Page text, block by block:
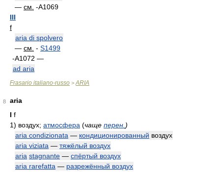
— см. -A1069
III
f
aria di spolvero
— см. - S1499
-A1072 —
ad aria
Frasario italiano-russo > ARIA
8
aria
I f
1) воздух; атмосфера (чаще перен. )
aria condizionata — кондиционированный воздух
aria viziata — тяжёлый воздух
aria stagnante — спёртый воздух
aria rarefatta — разрежённый воздух